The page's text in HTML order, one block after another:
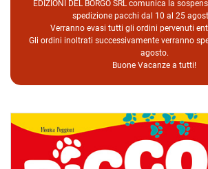
EDIZIONI DEL BORGO SRL comunica la
spedizione pacchi dal 10 al 25
Verranno evasi tutti gli ordini pervenuti
Gli ordini inoltrati successivamente verranno
agosto.
Buone Vacanze a tutti!